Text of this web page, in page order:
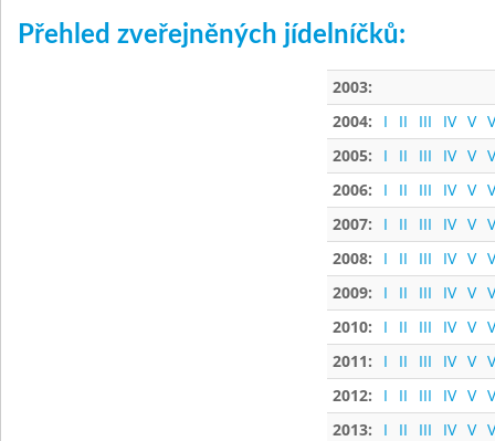
Přehled zveřejněných jídelníčků:
2003:
2004:
I II III IV V
2005:
I II III IV V
2006:
I II III IV V
2007:
I II III IV V
2008:
I II III IV V
2009:
I II III IV V
2010:
I II III IV V
2011:
I II III IV V
2012:
I II III IV V
2013:
I II III IV V